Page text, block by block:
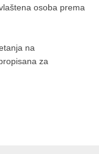
osoba prema
na
za